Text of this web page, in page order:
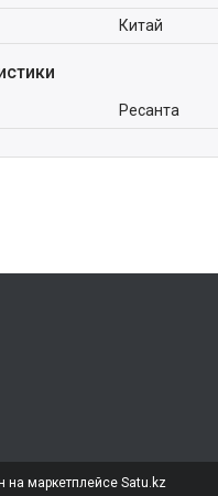
Китай
Ресанта
на маркетплейсе Satu.kz